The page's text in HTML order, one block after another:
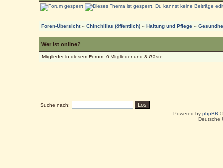
Foren-Übersicht»Chinchillas (öffentlich) »Haltung und Pflege »
Wer ist online?
Mitglieder in diesem Forum: 0 Mitglieder und 3 Gäste
Suche nach:
Powered by phpBB
Deutsche